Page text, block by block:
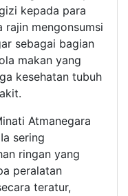
kepada para
rajin mengonsumsi
sebagai bagian
makan yang
kesehatan tubuh
Atmanegara
sering
ringan yang
peralatan
teratur,